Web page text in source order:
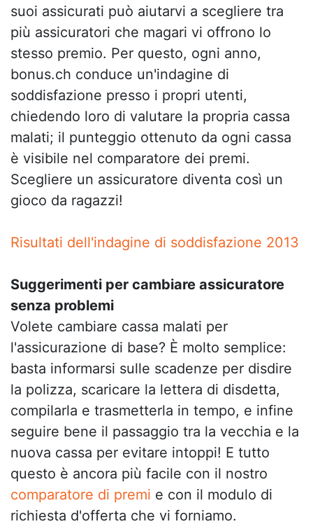
suoi assicurati può aiutarvi a scegliere tra
più assicuratori che magari vi offrono lo
stesso premio. Per questo, ogni anno,
bonus.ch conduce un'indagine di
soddisfazione presso i propri utenti,
chiedendo loro di valutare la propria cassa
malati; il punteggio ottenuto da ogni cassa
è visibile nel comparatore dei premi.
Scegliere un assicuratore diventa così un
gioco da ragazzi!
Risultati dell'indagine di soddisfazione 2013
Suggerimenti per cambiare assicuratore
senza problemi
Volete cambiare cassa malati per
l'assicurazione di base? È molto semplice:
basta informarsi sulle scadenze per disdire
la polizza, scaricare la lettera di disdetta,
compilarla e trasmetterla in tempo, e infine
seguire bene il passaggio tra la vecchia e la
nuova cassa per evitare intoppi! E tutto
questo è ancora più facile con il nostro
comparatore di premi e con il modulo di
richiesta d'offerta che vi forniamo.